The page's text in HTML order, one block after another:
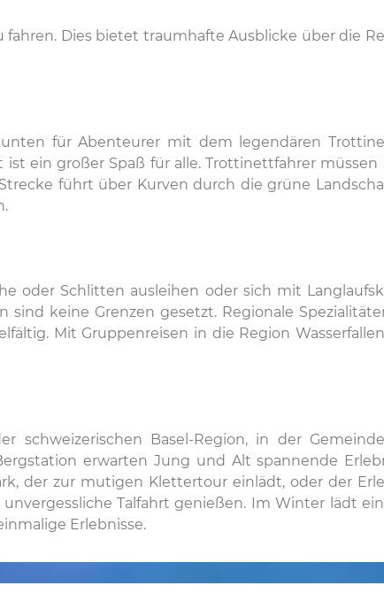
Dies bietet traumhafte Ausblicke über die
für Abenteurer mit dem legendären
ein großer Spaß für alle. Trottinettfahrer
führt über Kurven durch die grüne
oder Schlitten ausleihen oder sich mit
keine Grenzen gesetzt. Regionale
Mit Gruppenreisen in die Region
schweizerischen Basel-Region, in der
erwarten Jung und Alt spannende
der zur mutigen Klettertour einlädt, oder der
Talfahrt genießen. Im Winter lädt
Erlebnisse.